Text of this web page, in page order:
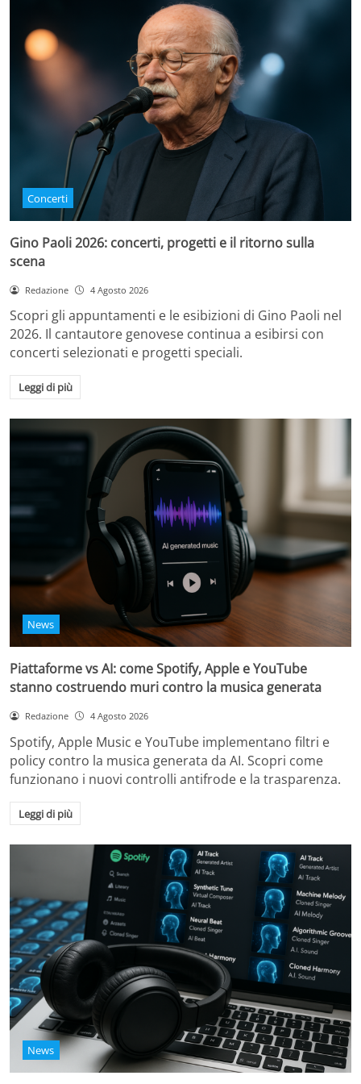
Concerti
Gino Paoli 2026: concerti, progetti e il ritorno sulla
scena
Redazione 4 Agosto 2026
Scopri gli appuntamenti e le esibizioni di Gino Paoli nel
2026. Il cantautore genovese continua a esibirsi con
concerti selezionati e progetti speciali.
Leggi di più
News
Piattaforme vs AI: come Spotify, Apple e YouTube
stanno costruendo muri contro la musica generata
Redazione 4 Agosto 2026
Spotify, Apple Music e YouTube implementano filtri e
policy contro la musica generata da AI. Scopri come
funzionano i nuovi controlli antifrode e la trasparenza.
Leggi di più
News